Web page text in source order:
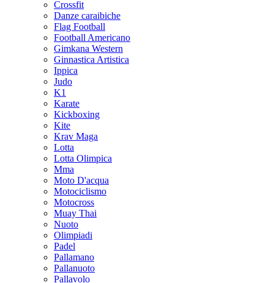
Crossfit
Danze caraibiche
Flag Football
Football Americano
Gimkana Western
Ginnastica Artistica
Ippica
Judo
K1
Karate
Kickboxing
Kite
Krav Maga
Lotta
Lotta Olimpica
Mma
Moto D'acqua
Motociclismo
Motocross
Muay Thai
Nuoto
Olimpiadi
Padel
Pallamano
Pallanuoto
Pallavolo